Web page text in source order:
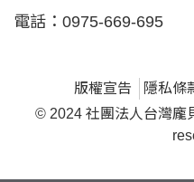
電話： 0975-669-695
版權宣告 隱私條
© 2024 社團法人台灣龐